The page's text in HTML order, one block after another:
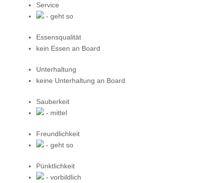
Service
- geht so
Essensqualität
kein Essen an Board
Unterhaltung
keine Unterhaltung an Board
Sauberkeit
- mittel
Freundlichkeit
- geht so
Pünktlichkeit
- vorbildlich